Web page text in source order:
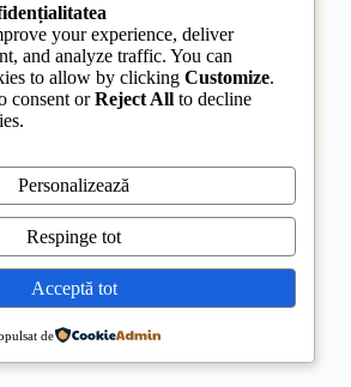
Ordinul de deplasare
oficial prin care firma
de serviciu în altă
fie în străinătate. În transporturi,
extrem de important pentru…
23, 2025
your experience, deliver
and analyze traffic. You can
to allow by clicking Customize.
consent orReject All to decline
Personalizează
Respinge tot
Acceptă tot
de